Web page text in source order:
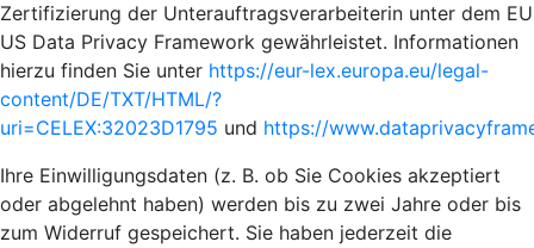
Zertifizierung der Unterauftragsverarbeiterin unter dem EU
US Data Privacy Framework gewährleistet. Informationen
hierzu finden Sie unter https://eur-lex.europa.eu/legal-
content/DE/TXT/HTML/?
uri=CELEX:32023D1795 und https://
Ihre Einwilligungsdaten (z. B. ob Sie Cookies akzeptiert
oder abgelehnt haben) werden bis zu zwei Jahre oder bis
zum Widerruf gespeichert. Sie haben jederzeit die